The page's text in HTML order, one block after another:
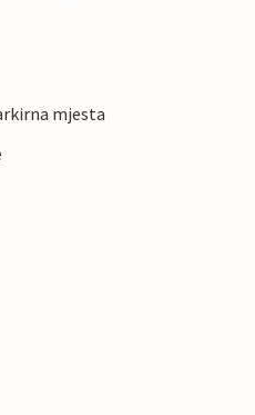
mjesta